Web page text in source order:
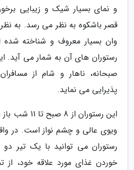
و نمای بسیار شیک و زیبایی
قصر باشکوه به نظر می رسد. به نظر
وان بسیار معروف و شناخته
رستوران های آن به شمار می آید.
صبحانه، ناهار و شام از
پذیرایی می نماید.
این رستوران
ویوی عالی و چشم نواز است. در
رستوران می توانید با یک تیر دو
خوردن غذای مورد علاقه خود، از